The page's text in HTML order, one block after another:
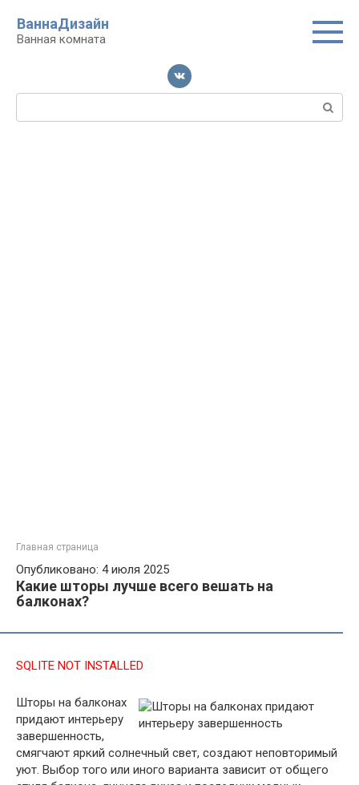
контенту
ВаннаДизайн
Ванная комната
Поиск:
Главная страница
Опубликовано: 4 июля 2025
Какие шторы лучше всего вешать на
балконах?
SQLITE NOT INSTALLED
Шторы на балконах
придают интерьеру
завершенность,
смягчают яркий солнечный свет, создают неповторимый
уют. Выбор того или иного варианта зависит от общего